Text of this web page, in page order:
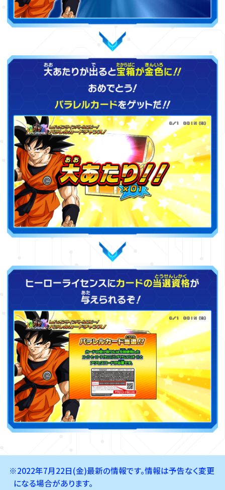
※2022年7月22日(金)最新の情報です。情報は予告なく変更
になる場合があります。